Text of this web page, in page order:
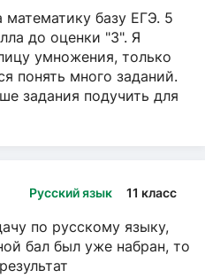
математику базу ЕГЭ. 5
до оценки "3". Я
умножения, только
понять много заданий.
задания подучить для
Русский язык 11 класс
по русскому языку,
бал был уже набран, то